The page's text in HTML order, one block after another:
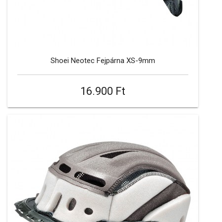
Shoei Neotec Fejpárna XS-9mm
16.900 Ft